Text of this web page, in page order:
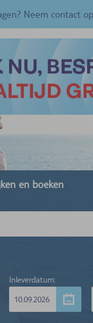
Neem contact
en boeken
Inleverdatum:
10.09.2026